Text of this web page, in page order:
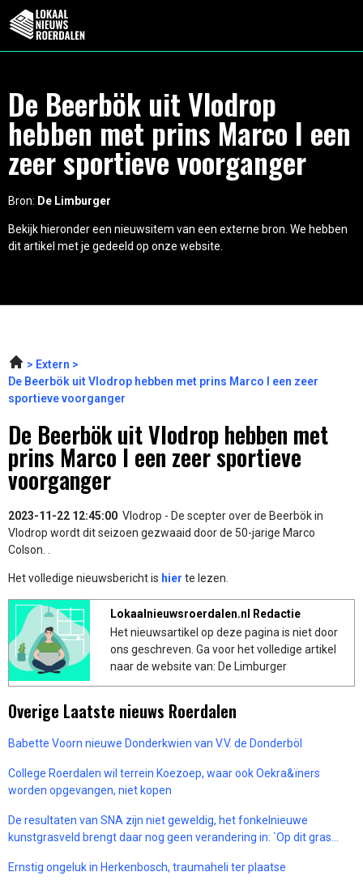
De Beerbök uit Vlodrop
hebben met prins Marco I een
zeer sportieve voorganger
Bron: De Limburger
Bekijk hieronder een nieuwsitem van een externe bron. We hebben
dit artikel met je gedeeld op onze website.
Extern
De Beerbök uit Vlodrop hebben met prins Marco I een zeer
sportieve voorganger
De Beerbök uit Vlodrop hebben met
prins Marco I een zeer sportieve
voorganger
2023-11-22 12:45:00 Vlodrop - De scepter over de Beerbök in
Vlodrop wordt dit seizoen gezwaaid door de 50-jarige Marco
Colson. .
Het volledige nieuwsbericht is hier te lezen.
Lokaalnieuwsroerdalen.nl Redactie
Het nieuwsartikel op deze pagina is niet door
ons geschreven. Ga voor het volledige artikel
naar de website van: De Limburger
Overige Laatste nieuws Roerdalen
Babette Voorn nieuwe Donderkwien van V.V. de Donderböl
College Roerdalen wil terrein Koezoep, waar ook Oekra&ïners
worden opgevangen, niet kopen
De resultaten van SNA zijn niet geweldig, het fonkelnieuwe
kunstgrasveld brengt daar nog geen verandering in: `Op dit gras…
Ernstig ongeluk in Herkenbosch, traumaheli ter plaatse